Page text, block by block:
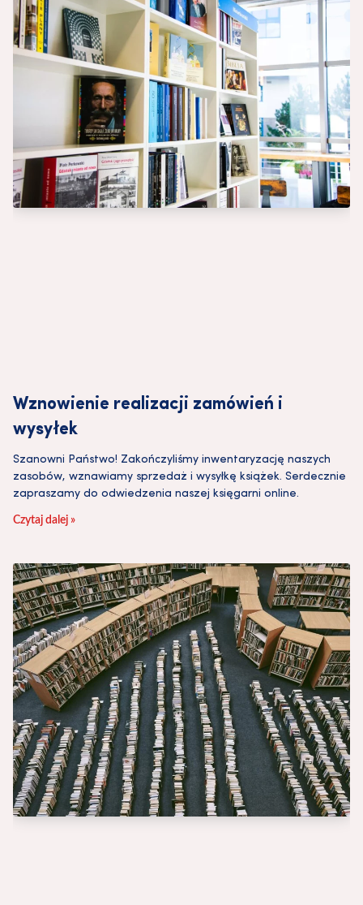
Wznowienie realizacji zamówień i
wysyłek
Szanowni Państwo! Zakończyliśmy inwentaryzację naszych
zasobów, wznawiamy sprzedaż i wysyłkę książek. Serdecznie
zapraszamy do odwiedzenia naszej księgarni online.
Czytaj dalej »